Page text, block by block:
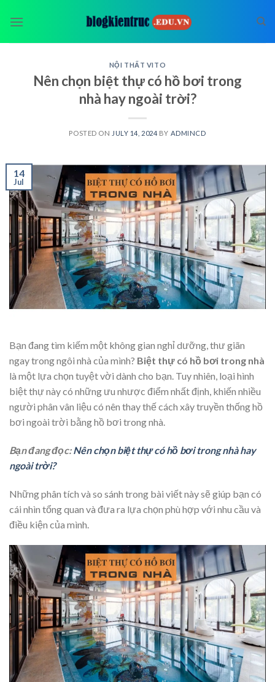
NỘI THẤT VITO
Nên chọn biệt thự có hồ bơi trong
nhà hay ngoài trời?
POSTED ON JULY 14, 2024 BY ADMINCD
14
Jul
Bạn đang tìm kiếm một không gian nghỉ dưỡng, thư giãn
ngay trong ngôi nhà của mình? Biệt thự có hồ bơi trong nhà
là một lựa chọn tuyệt vời dành cho bạn. Tuy nhiên, loại hình
biệt thự này có những ưu nhược điểm nhất định, khiến nhiều
người phân vân liệu có nên thay thế cách xây truyền thống hồ
bơi ngoài trời bằng hồ bơi trong nhà.
Bạn đang đọc:Nên chọn biệt thự có hồ bơi trong nhà hay
ngoài trời?
Những phân tích và so sánh trong bài viết này sẽ giúp bạn có
cái nhìn tổng quan và đưa ra lựa chọn phù hợp với nhu cầu và
điều kiện của mình.